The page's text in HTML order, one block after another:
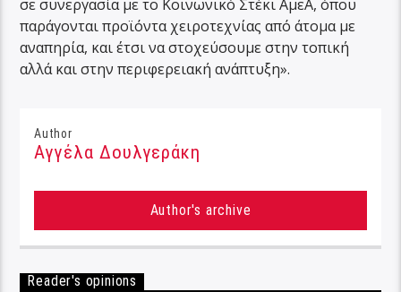
σε συνεργασία με το Κοινωνικό Στέκι ΑμεΑ, όπου
παράγονται προϊόντα χειροτεχνίας από άτομα με
αναπηρία, και έτσι να στοχεύσουμε στην τοπική
αλλά και στην περιφερειακή ανάπτυξη».
Author
Αγγέλα Δουλγεράκη
Author's archive
Reader's opinions